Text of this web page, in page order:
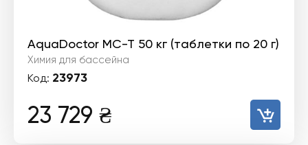
AquaDoctor MC-T 50 кг (таблетки по 20 г)
Химия для бассейна
Код: 23973
23 729 ₴